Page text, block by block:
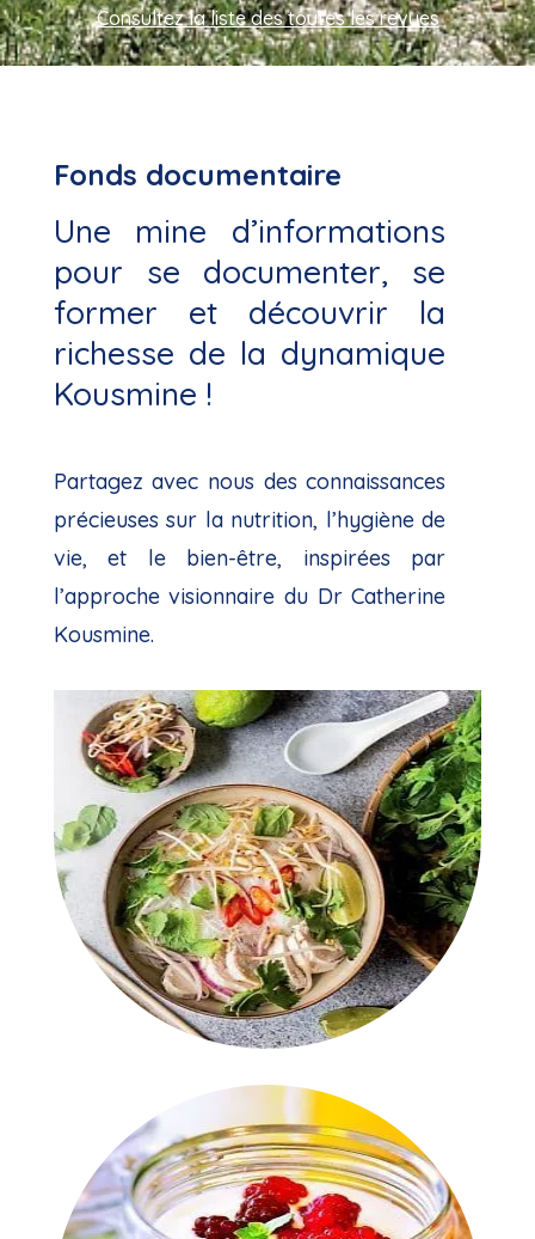
Consultez la liste des toutes les revues
Fonds documentaire
Une mine d’informations
pour se documenter, se
former et découvrir la
richesse de la dynamique
Kousmine !
Partagez avec nous des connaissances
précieuses sur la nutrition, l’hygiène de
vie, et le bien-être, inspirées par
l’approche visionnaire du Dr Catherine
Kousmine.